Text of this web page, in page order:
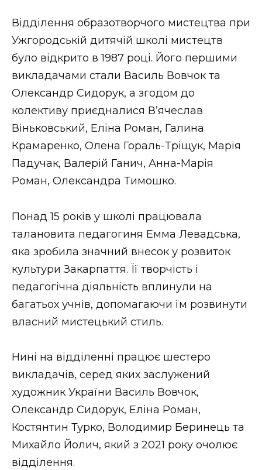
Відділення образотворчого мистецтва при
Ужгородській дитячій школі мистецтв
було відкрито в 1987 році. Його першими
викладачами стали Василь Вовчок та
Олександр Сидорук, а згодом до
колективу приєдналися В’ячеслав
Віньковський, Еліна Роман, Галина
Крамаренко, Олена Гораль-Тріщук, Марія
Падучак, Валерій Ганич, Анна-Марія
Роман, Олександра Тимошко.
Понад 15 років у школі працювала
талановита педагогиня Емма Левадська,
яка зробила значний внесок у розвиток
культури Закарпаття. Її творчість і
педагогічна діяльність вплинули на
багатьох учнів, допомагаючи їм розвинути
власний мистецький стиль.
Нині на відділенні працює шестеро
викладачів, серед яких заслужений
художник України Василь Вовчок,
Олександр Сидорук, Еліна Роман,
Костянтин Турко, Володимир Беринець та
Михайло Йолич, який з 2021 року очолює
відділення.